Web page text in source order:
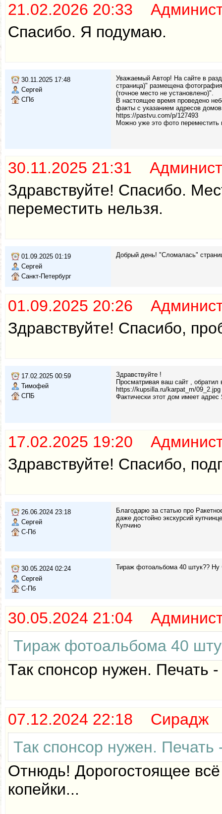
21.02.2026 20:33
Спасибо. Я подумаю.
30.11.2025 17:48
Сергей
СПб
Уважаемый Автор! На сайте в
страница)" размещена
(точное место не установлено)".
В настоящее время проведено
факты с указанием адресов
https://pastvu.com/p/127493
Можно уже это фото
30.11.2025 21:31
Здравствуйте! Спасибо.
переместить нельзя.
01.09.2025 01:19
Сергей
Санкт-Петербург
Добрый день! "Сломалась"
01.09.2025 20:26
Здравствуйте! Спасибо,
17.02.2025 00:59
Тимофей
СПБ
Здравствуйте !
Просматривая ваш сайт ,
https://kupsilla.ru/karpat_m/09_2.jpg
Фактически этот дом имеет
17.02.2025 19:20
Здравствуйте! Спасибо,
26.06.2024 23:18
Сергей
С-Пб
Благодарю за статью про
даже достойно экскурсий
Купчино
30.05.2024 02:24
Сергей
С-Пб
Тираж фотоальбома 40 штук?? Ну
30.05.2024 21:04
Тираж фотоальбома 40
Так спонсор нужен. Печать
07.12.2024 22:18 Сирадж
Так спонсор нужен.
Отнюдь! Дорогостоящее
копейки...